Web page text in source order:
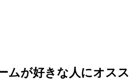
ムが好きな人にオスス